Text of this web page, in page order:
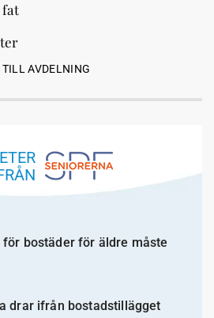
fat
TILL AVDELNING
bostäder för äldre måste
drar ifrån bostadstillägget